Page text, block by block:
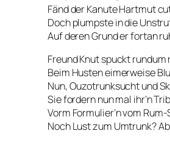
Fänd der Kanute Hartmut
Doch plumpste in die
Auf deren Grund er fortan
Freund Knut spuckt rundum
Beim Husten eimerweise
Nun, Ouzotrunksucht und
Sie fordern nun mal ihr’n
Vorm Formulier’n vom
Noch Lust zum Umtrunk?